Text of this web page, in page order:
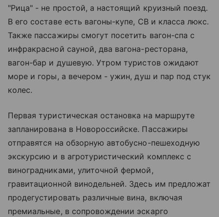
"Рица" - не простой, а настоящий круизный поезд.
В его составе есть вагоны-купе, СВ и класса люкс.
Также пассажиры смогут посетить вагон-спа с
инфракрасной сауной, два вагона-ресторана,
вагон-бар и душевую. Утром туристов ожидают
море и горы, а вечером - ужин, душ и пар под стук
колес.
Первая туристическая остановка на маршруте
запланирована в Новороссийске. Пассажиры
отправятся на обзорную автобусно-пешеходную
экскурсию и в агротуристический комплекс с
виноградниками, улиточной фермой,
гравитационной винодельней. Здесь им предложат
продегустировать различные вина, включая
премиальные, в сопровождении эскарго